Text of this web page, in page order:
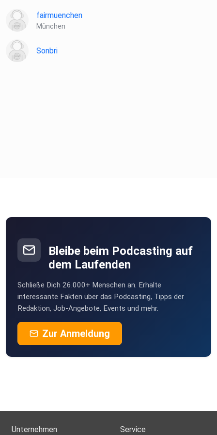
fairmuenchen
München
Sonbri
Bleibe beim Podcasting auf
dem Laufenden
Schließe Dich 26.000+ Menschen an. Erhalte
interessante Fakten über das Podcasting, Tipps der
Redaktion, Job-Angebote, Events und mehr.
Zur Anmeldung
Unternehmen Service